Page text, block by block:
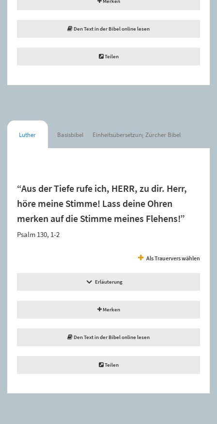
Den Text in der Bibel online lesen
Teilen
Luther Basisbibel Einheitsübersetzung Zürcher Bibel
“Aus der Tiefe rufe ich, HERR, zu dir. Herr,
höre meine Stimme! Lass deine Ohren
merken auf die Stimme meines Flehens!”
Psalm 130, 1-2
Als Trauervers wählen
Erläuterung
Merken
Den Text in der Bibel online lesen
Teilen